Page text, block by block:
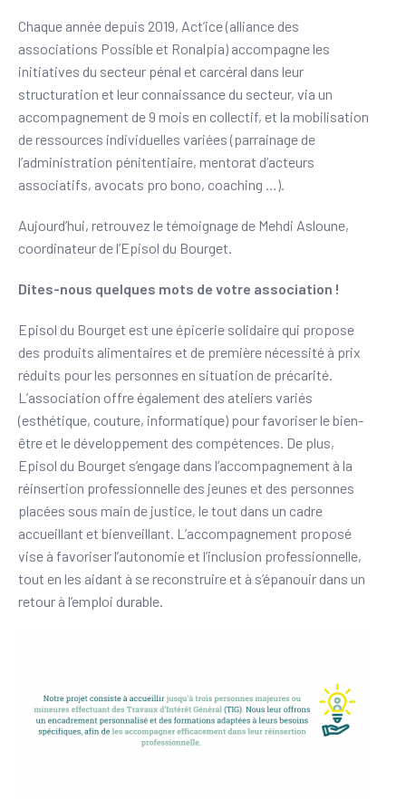
Chaque année depuis 2019, Act’ice (alliance des
associations Possible et Ronalpia) accompagne les
initiatives du secteur pénal et carcéral dans leur
structuration et leur connaissance du secteur, via un
accompagnement de 9 mois en collectif, et la mobilisation
de ressources individuelles variées (parrainage de
l’administration pénitentiaire, mentorat d’acteurs
associatifs, avocats pro bono, coaching …).
Aujourd’hui, retrouvez le témoignage de Mehdi Asloune,
coordinateur de l’Episol du Bourget.
Dites-nous quelques mots de votre association !
Episol du Bourget est une épicerie solidaire qui propose
des produits alimentaires et de première nécessité à prix
réduits pour les personnes en situation de précarité.
L’association offre également des ateliers variés
(esthétique, couture, informatique) pour favoriser le bien-
être et le développement des compétences. De plus,
Episol du Bourget s’engage dans l’accompagnement à la
réinsertion professionnelle des jeunes et des personnes
placées sous main de justice, le tout dans un cadre
accueillant et bienveillant. L’accompagnement proposé
vise à favoriser l’autonomie et l’inclusion professionnelle,
tout en les aidant à se reconstruire et à s’épanouir dans un
retour à l’emploi durable.